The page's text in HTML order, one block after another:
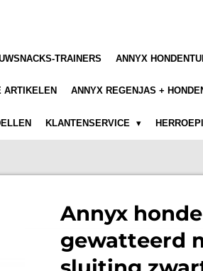
TRAINERS ANNYX
ARTIKELEN ANNYX REGENJAS +
KLANTENSERVICE
Annyx
gewatteerd